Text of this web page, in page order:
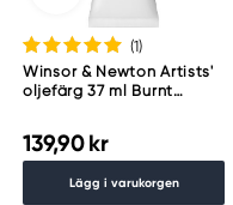
(1)
Winsor & Newton Artists'
oljefärg 37 ml Burnt
139,90 kr
Lägg i varukorgen